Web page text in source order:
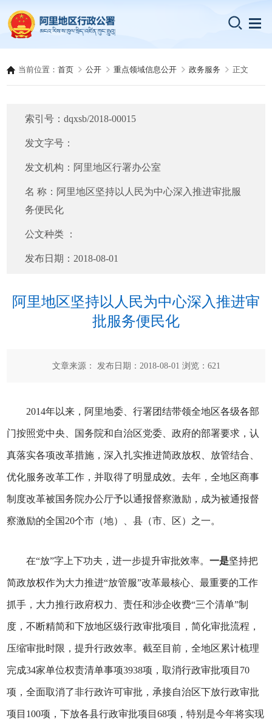
当前位置：首页 公开 重点领域信息公开 政务服务 正文
索引号：dqxsb/2018-00015
发文字号：
发文机构： 阿里地区行署办公室
名 称： 阿里地区坚持以人民为中心深入推进审批服
务便民化
公文种类 ：
发布日期： 2018-08-01
阿里地区坚持以人民为中心深入推进审
批服务便民化
文章来源： 发布日期：2018-08-01 浏览： 621
2014年以来，阿里地委、行署团结带领全地区各级各部
门按照党中央、国务院和自治区党委、政府的部署要求，认
真落实各项改革措施，深入扎实推进简政放权、放管结合、
优化服务改革工作，并取得了明显成效。去年，全地区商事
制度改革被国务院办公厅予以通报督察激励，成为被通报督
察激励的全国20个市（地）、县（市、区）之一。
在“放”字上下功夫，进一步提升审批效率。一是坚持把
简政放权作为大力推进“放管服”改革最核心、最重要的工作
抓手，大力推行政府权力、责任和涉企收费“三个清单”制
度，不断精简和下放地区级行政审批项目，简化审批流程，
压缩审批时限，提升行政效率。截至目前，全地区累计梳理
完成34家单位权责清单事项3938项，取消行政审批项目70
项，全面取消了非行政许可审批，承接自治区下放行政审批
项目100项，下放各县行政审批项目68项，特别是今年将实现